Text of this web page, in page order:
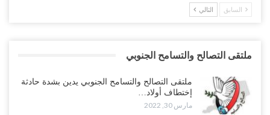
السابق التالي
ملتقى التصالح والتسامح الجنوبي
ملتقى التصالح والتسامح الجنوبي يدين بشدة حادثة
إختطاف أولاد…
مارس 30, 2022